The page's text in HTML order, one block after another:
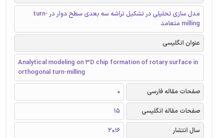
مدل سازی تحلیلی در تشکیل تراشه سه بعدی سطح دوار در turn-
milling متعامد
عنوان انگلیسی
Analytical modeling on 3D chip formation of rotary surface in
orthogonal turn-milling
صفحات مقاله فارسی
0
صفحات مقاله انگلیسی
15
سال انتشار
2016